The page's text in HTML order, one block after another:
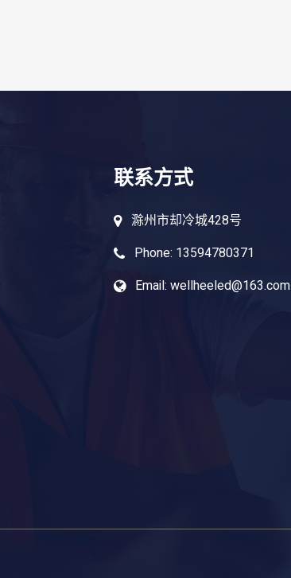
联系方式
滁州市却冷城428号
Phone: 13594780371
Email: wellheeled@163.com